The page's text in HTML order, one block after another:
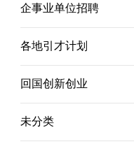
企事业单位招聘
各地引才计划
回国创新创业
未分类